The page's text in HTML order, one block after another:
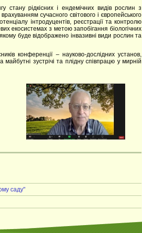
стану рідкісних і ендемічних видів рослин з
сучасного світового і європейського
інтродуцентів, реєстрації та контролю
екосистемах з метою запобігання біологічних
буде відображено інвазивні види рослин та
конференції – науково-дослідних установ,
зустрічі та плідну співпрацю у мирній
саду"